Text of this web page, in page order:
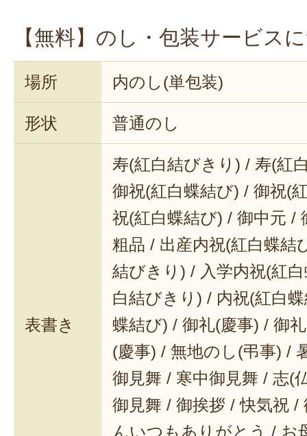
【無料】のし・包装サービス
場所 内のし(単包装)
形状 普通のし
表書き
寿(紅白結びきり) / 寿(紅
御祝(紅白蝶結び) / 御祝(
祝(紅白蝶結び) / 御中元 /
粗品 / 出産内祝(紅白蝶結
結びきり) / 入学内祝(紅
白結びきり) / 内祝(紅白
蝶結び) / 御礼(慶事) / 御
(慶事) / 無地のし(弔事) /
御見舞 / 寒中御見舞 / 志(
御見舞 / 御挨拶 / 快気祝 /
んいつもありがとう / お